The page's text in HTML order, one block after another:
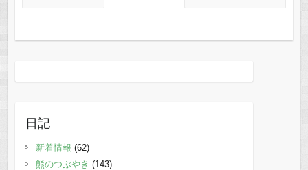
日記
新着情報 (62)
熊のつぶやき (143)